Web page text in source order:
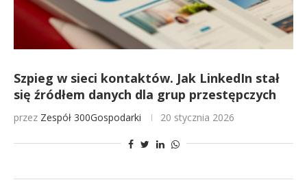
Szpieg w sieci kontaktów. Jak LinkedIn stał
się źródłem danych dla grup przestępczych
przez Zespół 300Gospodarki 20 stycznia 2026